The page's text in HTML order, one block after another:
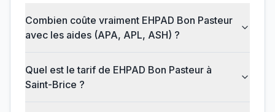
Combien coûte vraiment EHPAD Bon Pasteur
avec les aides (APA, APL, ASH) ?
Quel est le tarif de EHPAD Bon Pasteur à
Saint-Brice ?